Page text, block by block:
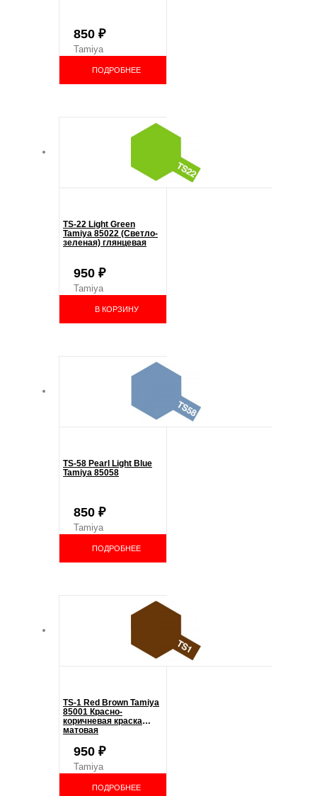
850 ₽
Tamiya
ПОДРОБНЕЕ
TS-22 Light Green
Tamiya 85022 (Светло-
зеленая) глянцевая
950 ₽
Tamiya
В КОРЗИНУ
TS-58 Pearl Light Blue
Tamiya 85058
850 ₽
Tamiya
ПОДРОБНЕЕ
TS-1 Red Brown Tamiya
85001 Красно-
коричневая краска
матовая
950 ₽
Tamiya
ПОДРОБНЕЕ